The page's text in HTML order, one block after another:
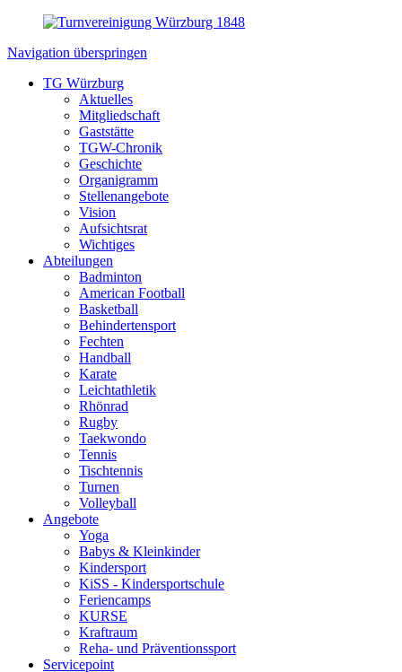
Navigation überspringen
TG Würzburg
Aktuelles
Mitgliedschaft
Gaststätte
TGW-Chronik
Geschichte
Organigramm
Stellenangebote
Vision
Aufsichtsrat
Wichtiges
Abteilungen
Badminton
American Football
Basketball
Behindertensport
Fechten
Handball
Karate
Leichtathletik
Rhönrad
Rugby
Taekwondo
Tennis
Tischtennis
Turnen
Volleyball
Angebote
Yoga
Babys & Kleinkinder
Kindersport
KiSS - Kindersportschule
Feriencamps
KURSE
Kraftraum
Reha- und Präventionssport
Servicepoint